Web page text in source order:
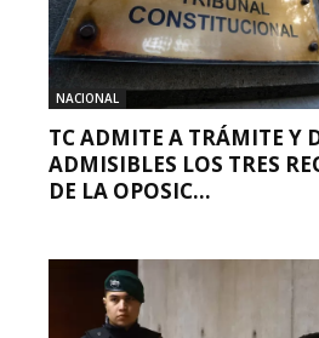
NACIONAL
TC ADMITE A TRÁMITE Y
ADMISIBLES LOS TRES
DE LA OPOSIC...